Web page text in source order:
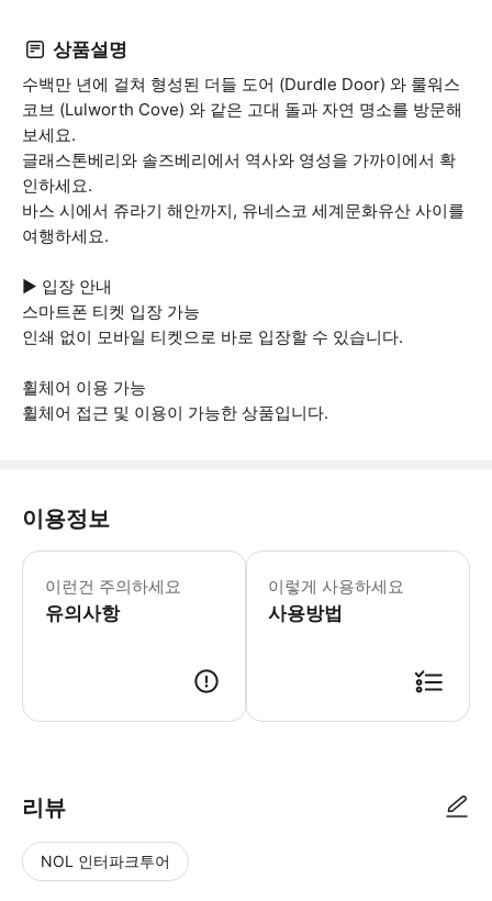
상품설명
수백만 년에 걸쳐 형성된 더들 도어 (Durdle Door) 와 룰워스
코브 (Lulworth Cove) 와 같은 고대 돌과 자연 명소를 방문해
보세요.
글래스톤베리와 솔즈베리에서 역사와 영성을 가까이에서 확
인하세요.
바스 시에서 쥬라기 해안까지, 유네스코 세계문화유산 사이를
여행하세요.
▶ 입장 안내
스마트폰 티켓 입장 가능
인쇄 없이 모바일 티켓으로 바로 입장할 수 있습니다.
휠체어 이용 가능
휠체어 접근 및 이용이 가능한 상품입니다.
이용정보
이런건 주의하세요
유의사항
▶ 꼭 알아두세요 * 걷거나 날씨를 바
이렇게 사용하세요
사용방법
리뷰
NOL 인터파크투어